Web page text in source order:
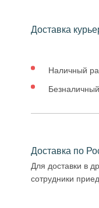
Доставка
Наличный
Доставка по
Для доставки в
сотрудники